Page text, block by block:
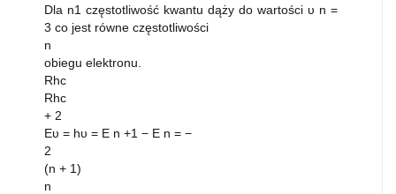
Dla n1 częstotliwość kwantu dąży do wartości υ n =
3 co jest równe częstotliwości
n
obiegu elektronu.
Rhc
Rhc
+ 2
Eυ = hυ = E n +1 − E n = −
2
(n + 1)
n